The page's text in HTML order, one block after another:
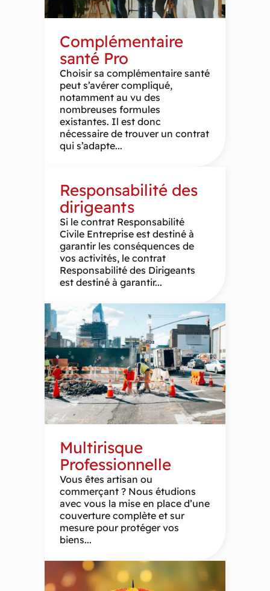
Complémentaire
santé Pro
Choisir sa complémentaire santé
peut s’avérer compliqué,
notamment au vu des
nombreuses formules
existantes. Il est donc
nécessaire de trouver un contrat
qui s’adapte...
Responsabilité des
dirigeants
Si le contrat Responsabilité
Civile Entreprise est destiné à
garantir les conséquences de
vos activités, le contrat
Responsabilité des Dirigeants
est destiné à garantir...
Multirisque
Professionnelle
Vous êtes artisan ou
commerçant ? Nous étudions
avec vous la mise en place d’une
couverture complète et sur
mesure pour protéger vos
biens...